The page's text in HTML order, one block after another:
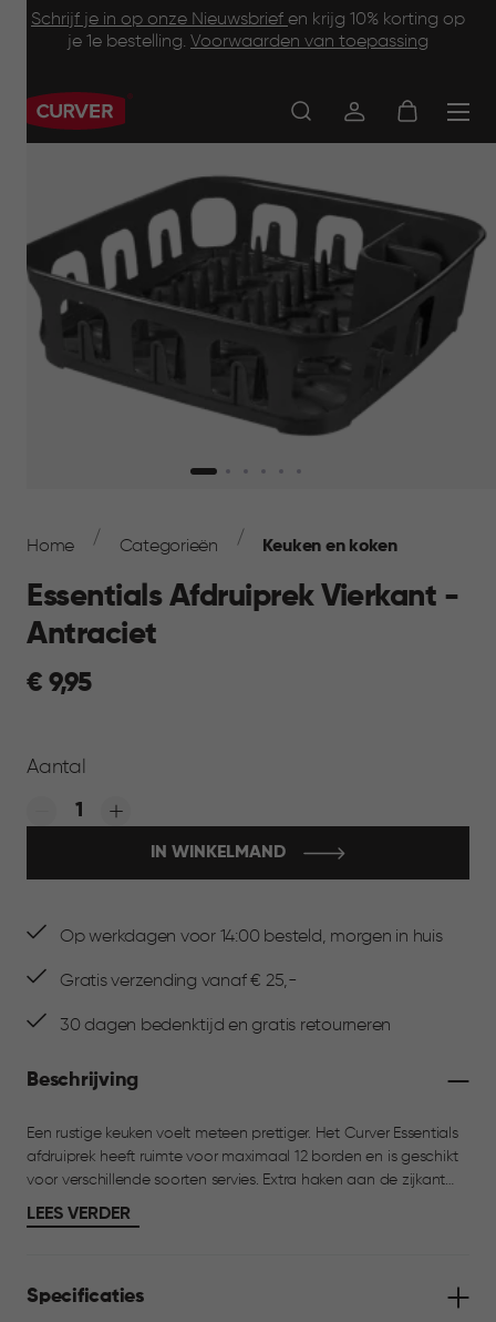
Schrijf je in op onze Nieuwsbrief en krijg 10% korting op
je 1e bestelling. Voorwaarden van toepassing
Main
navigation
Navigation
Home Categorieën Keuken en koken
Essentials Afdruiprek Vierkant -
Antraciet
€
€ 9,95
Aantal
Quantity:
IN WINKELMAND
Op werkdagen voor 14:00 besteld, morgen in huis
Gratis verzending vanaf € 25,-
30 dagen bedenktijd en gratis retourneren
Beschrijving
Een rustige keuken voelt meteen prettiger. Het Curver Essentials
afdruiprek heeft ruimte voor maximaal 12 borden en is geschikt
voor verschillende soorten servies. Extra haken aan de zijkant
zijn handig voor kopjes of keukengerei, terwijl het bestekbakje
alles netjes bij elkaar houdt. Dankzij de plug in de bodem loopt
LEES VERDER
Specificaties
Footer